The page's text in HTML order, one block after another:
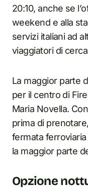
20:10, anche se
weekend e alla
servizi italiani ad
viaggiatori di
La maggior parte
per il centro di
Maria Novella.
prima di
fermata
la maggior parte
Opzione